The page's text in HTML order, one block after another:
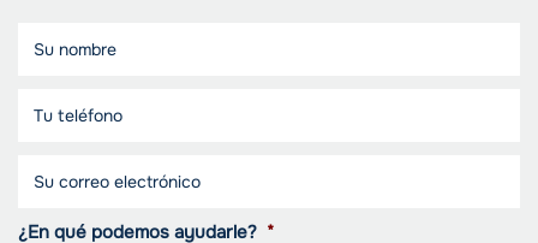
¿En qué podemos ayudarle? *